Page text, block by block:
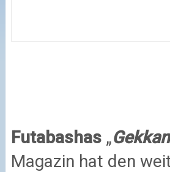
Futabashas„
Magazin hat den